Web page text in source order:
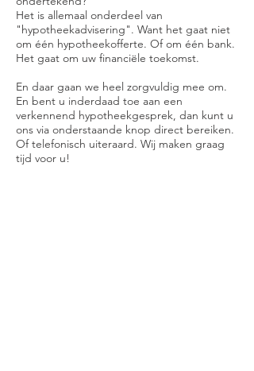
Het is allemaal onderdeel van
"hypotheekadvisering". Want het gaat niet
om één hypotheekofferte. Of om één bank.
Het gaat om uw financiële toekomst.
En daar gaan we heel zorgvuldig mee om.
En bent u inderdaad toe aan een
verkennend hypotheekgesprek, dan kunt u
ons via onderstaande knop direct bereiken.
Of telefonisch uiteraard. Wij maken graag
tijd voor u!